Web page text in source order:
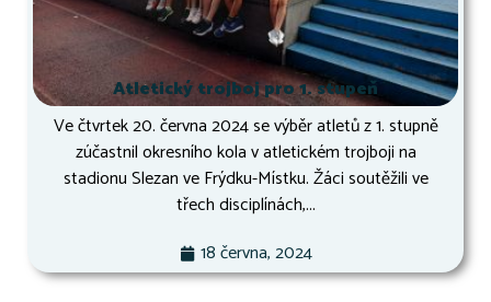
Atletický trojboj pro 1. stupeň
Ve čtvrtek 20. června 2024 se výběr atletů z 1. stupně
zúčastnil okresního kola v atletickém trojboji na
stadionu Slezan ve Frýdku-Místku. Žáci soutěžili ve
třech disciplínách,...
18 června, 2024